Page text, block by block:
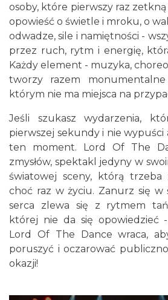
44. Rawa Blues Festival
Katowice
0.24 km
Henryk Miśkiewicz – 75 lat
Katowice
0.24 km
osoby, które pierwszy raz zetkną
opowieść o świetle i mroku, o
odwadze, sile i namiętności -
przez ruch, rytm i energię,
Każdy element - muzyka,
tworzy razem monumentalne
którym nie ma miejsca na
Jeśli szukasz wydarzenia,
pierwszej sekundy i nie wypuści
ten moment. Lord Of The
zmysłów, spektakl jedyny w
światowej sceny, którą trzeba
choć raz w życiu. Zanurz się w
serca zlewa się z rytmem
której nie da się opowiedzieć
Lord Of The Dance wraca,
poruszyć i oczarować
okazji!